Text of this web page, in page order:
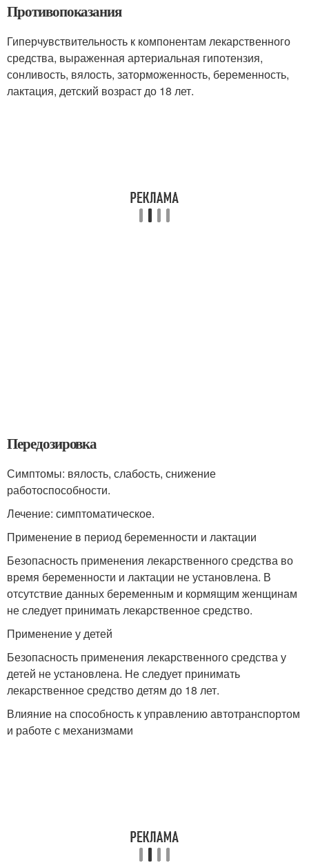
Противопоказания
Гиперчувствительность к компонентам лекарственного
средства, выраженная артериальная гипотензия,
сонливость, вялость, заторможенность, беременность,
лактация, детский возраст до 18 лет.
Передозировка
Симптомы: вялость, слабость, снижение
работоспособности.
Лечение: симптоматическое.
Применение в период беременности и лактации
Безопасность применения лекарственного средства во
время беременности и лактации не установлена. В
отсутствие данных беременным и кормящим женщинам
не следует принимать лекарственное средство.
Применение у детей
Безопасность применения лекарственного средства у
детей не установлена. Не следует принимать
лекарственное средство детям до 18 лет.
Влияние на способность к управлению автотранспортом
и работе с механизмами